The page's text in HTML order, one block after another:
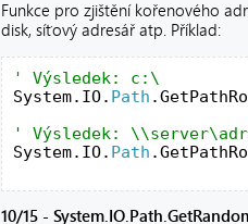
Funkce pro zjištění kořenového
disk, síťový adresář atp. Příklad:
System.IO. Path
System.IO. Path
10/15 -